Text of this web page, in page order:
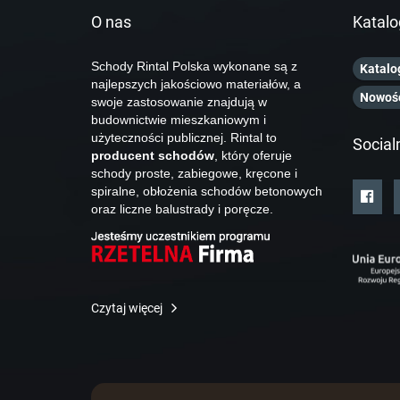
O nas
Schody Rintal Polska wykonane są z
najlepszych jakościowo materiałów, a
swoje zastosowanie znajdują w
budownictwie mieszkaniowym i
użyteczności publicznej. Rintal to
producent schodów , który oferuje
schody proste, zabiegowe, kręcone i
spiralne, obłożenia schodów betonowych
oraz liczne balustrady i poręcze.
Czytaj więcej